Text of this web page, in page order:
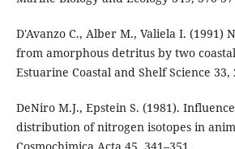
D'Avanzo C., Alber M., Valiela I. (1991)
from amorphous detritus by two
Estuarine Coastal and Shelf Science 33,
DeNiro M.J., Epstein S. (1981).
distribution of nitrogen isotopes in